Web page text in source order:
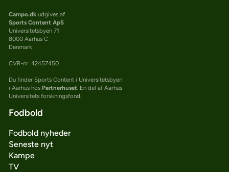
Campo.dkudgives af
Sports Content ApS
Universitetsbyen 71
8000 Aarhus C
Denmark
CVR-nr: 42457450
Du finder Sports Content i Universitetsbyen
i Aarhus hos Partnerhuset. En del af Aarhus
Universitets forskningsfond.
Fodbold
Fodbold nyheder
Seneste nyt
Kampe
TV